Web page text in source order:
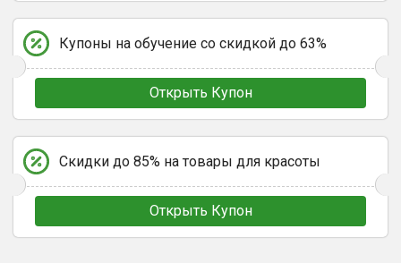
Купоны на обучение со скидкой до 63%
Открыть Купон
Скидки до 85% на товары для красоты
Открыть Купон